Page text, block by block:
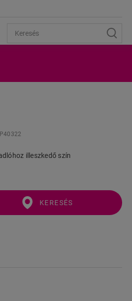
illeszkedő szín
KERESÉS